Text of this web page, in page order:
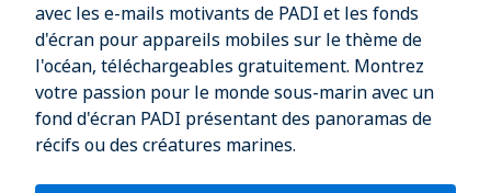
avec les e-mails motivants de PADI et les fonds
d'écran pour appareils mobiles sur le thème de
l'océan, téléchargeables gratuitement. Montrez
votre passion pour le monde sous-marin avec un
fond d'écran PADI présentant des panoramas de
récifs ou des créatures marines.